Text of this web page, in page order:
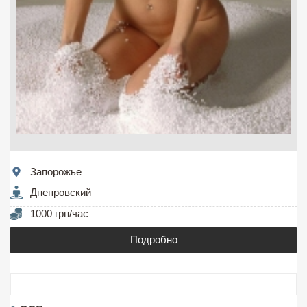
Запорожье
Днепровский
1000 грн/час
Подробно